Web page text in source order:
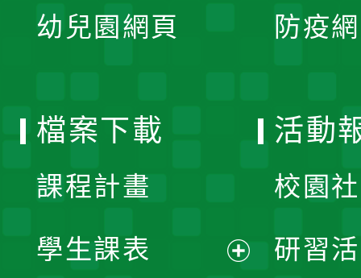
幼兒園網頁 防疫
檔案下載
課程計畫
學生課表
活動
校園
研習